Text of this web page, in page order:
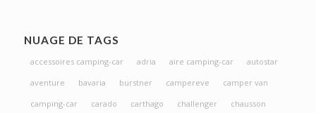
NUAGE DE TAGS
accessoires camping-car adria aire camping-car
autostar
aventure
bavaria burstner campereve
camper van
camping-car
carado carthago challenger
chausson